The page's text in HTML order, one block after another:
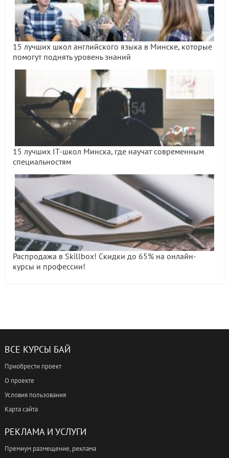
15 лучших школ английского языка в Минске, которые
помогут поднять уровень знаний
15 лучших IT-школ Минска, где научат современным
специальностям
Распродажа в Skillbox! Скидки до 65% на онлайн-
курсы и профессии!
ВСЕ КУРСЫ БАЙ
Приобрести проект
О проекте
Условия пользования
Карта сайта
РЕКЛАМА И УСЛУГИ
Премиум размещение, реклама